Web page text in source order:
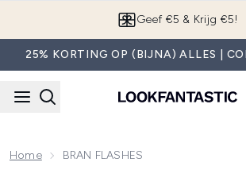
App downloaden
25% KORTING OP (BIJNA) ALLES |
Home BRAN FLASHES